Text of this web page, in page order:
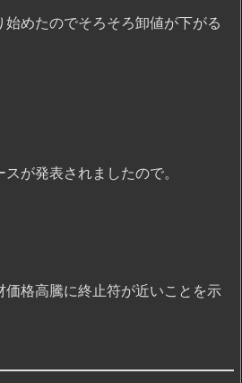
始めたのでそろそろ卸値が下がる
が発表されましたので。
価格高騰に終止符が近いことを示